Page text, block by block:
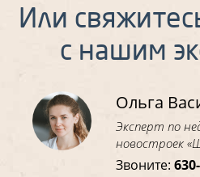
Или
с нашим
Ольга
Эксперт по
новостроек
Звоните: